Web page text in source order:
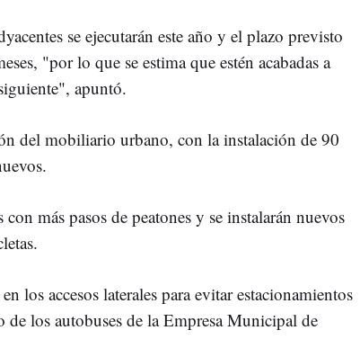
se ejecutarán este año y el plazo previsto
"por lo que se estima que estén acabadas a
apuntó.
del mobiliario urbano, con la instalación de 90
con más pasos de peatones y se instalarán nuevos
los accesos laterales para evitar estacionamientos
los autobuses de la Empresa Municipal de